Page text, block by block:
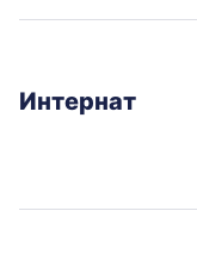
Интернат